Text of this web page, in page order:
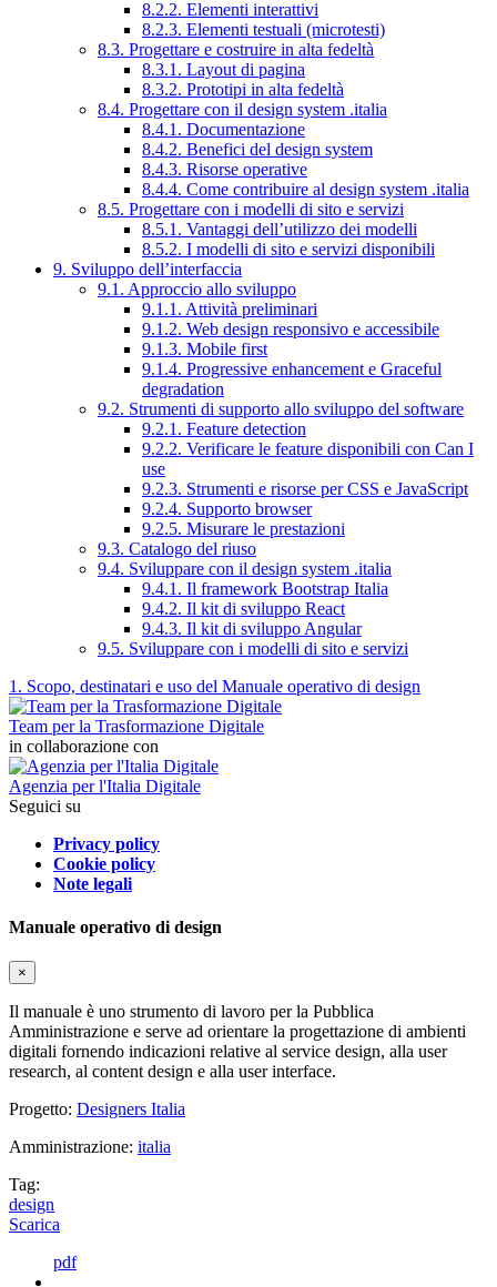
8.2.2. Elementi interattivi
8.2.3. Elementi testuali (microtesti)
8.3. Progettare e costruire in alta fedeltà
8.3.1. Layout di pagina
8.3.2. Prototipi in alta fedeltà
8.4. Progettare con il design system .italia
8.4.1. Documentazione
8.4.2. Benefici del design system
8.4.3. Risorse operative
8.4.4. Come contribuire al design system .italia
8.5. Progettare con i modelli di sito e servizi
8.5.1. Vantaggi dell’utilizzo dei modelli
8.5.2. I modelli di sito e servizi disponibili
9. Sviluppo dell’interfaccia
9.1. Approccio allo sviluppo
9.1.1. Attività preliminari
9.1.2. Web design responsivo e accessibile
9.1.3. Mobile first
9.1.4. Progressive enhancement e Graceful
degradation
9.2. Strumenti di supporto allo sviluppo del software
9.2.1. Feature detection
9.2.2. Verificare le feature disponibili con Can I
use
9.2.3. Strumenti e risorse per CSS e JavaScript
9.2.4. Supporto browser
9.2.5. Misurare le prestazioni
9.3. Catalogo del riuso
9.4. Sviluppare con il design system .italia
9.4.1. Il framework Bootstrap Italia
9.4.2. Il kit di sviluppo React
9.4.3. Il kit di sviluppo Angular
9.5. Sviluppare con i modelli di sito e servizi
1. Scopo, destinatari e uso del Manuale operativo di design
Team per la Trasformazione Digitale
in collaborazione con
Agenzia per l'Italia Digitale
Seguici su
Privacy policy
Cookie policy
Note legali
Manuale operativo di design
×
Il manuale è uno strumento di lavoro per la Pubblica
Amministrazione e serve ad orientare la progettazione di ambienti
digitali fornendo indicazioni relative al service design, alla user
research, al content design e alla user interface.
Progetto: Designers Italia
Amministrazione: italia
Tag:
design
Scarica
pdf